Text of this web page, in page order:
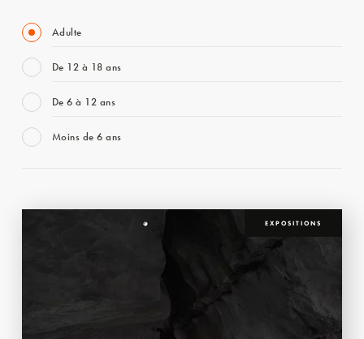
Adulte
De 12 à 18 ans
De 6 à 12 ans
Moins de 6 ans
EXPOSITIONS